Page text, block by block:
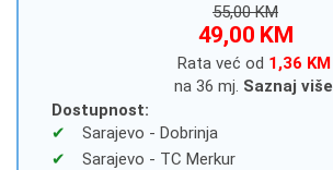
55,00 KM
49,00 KM
Rata već od 1,36 KM
na 36 mj. Saznaj više
Dostupnost:
Sarajevo - Dobrinja
Sarajevo - TC Merkur